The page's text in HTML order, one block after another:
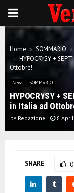
P
I
M
A
Home SOMMARIO
HYPOCRYSY +
Ottobre!
News SOMMARIO
HYPOCRYSY +
in Italia ad
by Redazione 8
SHARE 0